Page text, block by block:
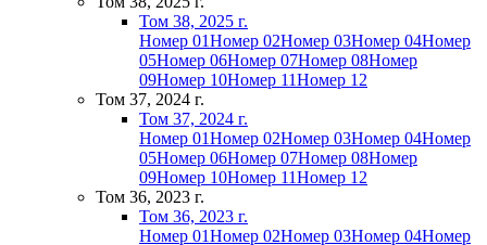
Том 38, 2025 г.
Номер 01Номер 02Номер 03Номер 04Номер
05Номер 06Номер 07Номер 08Номер
09Номер 10Номер 11Номер 12
Том 37, 2024 г.
Том 37, 2024 г.
Номер 01Номер 02Номер 03Номер 04Номер
05Номер 06Номер 07Номер 08Номер
09Номер 10Номер 11Номер 12
Том 36, 2023 г.
Том 36, 2023 г.
Номер 01Номер 02Номер 03Номер 04Номер